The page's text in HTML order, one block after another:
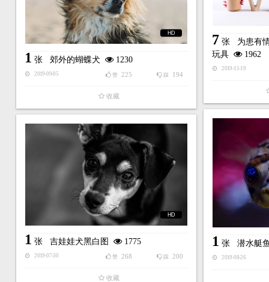
7 张 为患有
玩具
1962
2019-11-19
HD
1 张 郊外的蝴蝶犬 1230
2019-09-05 踩 194
赞 225
收藏
1 张 潜水艇
2019-08-26
HD
1 张 吉娃娃犬黑白图 1775
2019-07-30 踩 200
赞 268
收藏